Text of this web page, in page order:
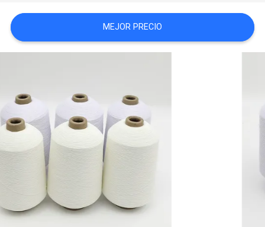
SOLICITAR
UNA CITA
MAPA
DEL
SITIO
PRIVACY
POLICY
MEJOR PRECIO